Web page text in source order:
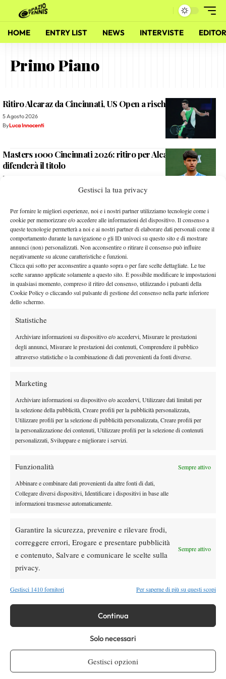
Gestisci la tua privacy
Per fornire le migliori esperienze, noi e i nostri partner utilizziamo tecnologie come i
cookie per memorizzare e/o accedere alle informazioni del dispositivo. Il consenso a
queste tecnologie permetterà a noi e ai nostri partner di elaborare dati personali come il
comportamento durante la navigazione o gli ID univoci su questo sito e di mostrare
annunci (non) personalizzati. Non acconsentire o ritirare il consenso può influire
negativamente su alcune caratteristiche e funzioni.
Clicca qui sotto per acconsentire a quanto sopra o per fare scelte dettagliate. Le tue
scelte saranno applicate solamente a questo sito. È possibile modificare le impostazioni
in qualsiasi momento, compreso il ritiro del consenso, utilizzando i pulsanti della
Cookie Policy o cliccando sul pulsante di gestione del consenso nella parte inferiore
dello schermo.
Statistiche
Archiviare informazioni su dispositivo e/o accedervi, Misurare le prestazioni
degli annunci, Misurare le prestazioni dei contenuti, Comprendere il pubblico
attraverso statistiche o la combinazione di dati provenienti da fonti diverse.
Marketing
Archiviare informazioni su dispositivo e/o accedervi, Utilizzare dati limitati per
la selezione della pubblicità, Creare profili per la pubblicità personalizzata,
Utilizzare profili per la selezione di pubblicità personalizzata, Creare profili per
la personalizzazione dei contenuti, Utilizzare profili per la selezione di contenuti
personalizzati, Sviluppare e migliorare i servizi.
Funzionalità Sempre attivo
Abbinare e combinare dati provenienti da altre fonti di dati,
Collegare diversi dispositivi, Identificare i dispositivi in base alle
informazioni trasmesse automaticamente.
Garantire la sicurezza, prevenire e rilevare frodi,
correggere errori, Erogare e presentare pubblicità
e contenuto, Salvare e comunicare le scelte sulla
privacy.
Sempre attivo
Gestisci 1410 fornitori Per saperne di più su questi scopi
Continua
Solo necessari
Gestisci opzioni
HOME ENTRY LIST NEWS INTERVISTE
Primo Piano
Ritiro Alcaraz da Cincinnati, US Open a rischio?
5 Agosto 2026
ByLuca Innocenti
Masters 1000 Cincinnati 2026: ritiro per Alcaraz, non
difenderà il titolo
5 Agosto 2026
Sinner, check-up di quattro ore a Milano: prevenzione e
controlli in vista della tournée americana
4 Agosto 2026
Tommaso Vitali
Masters 1000 Montreal 2026, Berrettini si arrende a
Navone all’esordio
4 Agosto 2026
Tommaso Vitali
Facebook
Instagram
Testata giornalisticaSpazio Tennisregistrata Aut-Trib Milano n°
10268 del 15/09/2025
HOME
ENTRY LIST
WTA